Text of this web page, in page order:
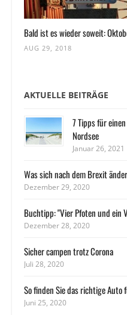
Bald ist es wieder soweit:
AUG 29, 2018
AKTUELLE BEITRÄGE
7 Tipps für
Nordsee
Januar 26, 2021
Was sich nach dem Brexit
Dezember 29, 2020
Buchtipp: "Vier Pfoten und ein
Dezember 28, 2020
Sicher campen trotz Corona
Juli 28, 2020
So finden Sie das richtige Auto
Juni 25, 2020